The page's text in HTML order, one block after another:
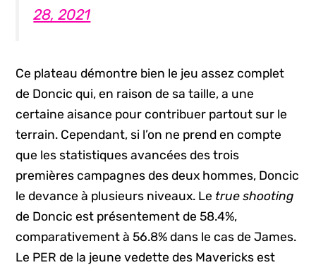
28, 2021
Ce plateau démontre bien le jeu assez complet
de Doncic qui, en raison de sa taille, a une
certaine aisance pour contribuer partout sur le
terrain. Cependant, si l’on ne prend en compte
que les statistiques avancées des trois
premières campagnes des deux hommes, Doncic
le devance à plusieurs niveaux. Le true shooting
de Doncic est présentement de 58.4%,
comparativement à 56.8% dans le cas de James.
Le PER de la jeune vedette des Mavericks est